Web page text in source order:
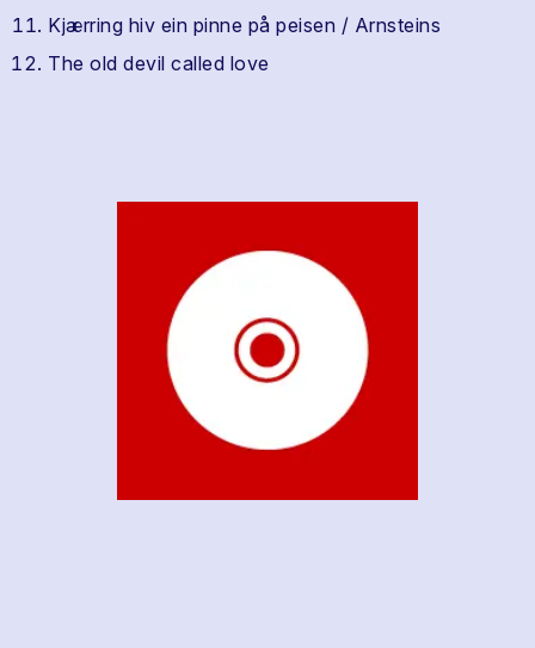
Kjærring hiv ein pinne på peisen / Arnsteins
The old devil called love